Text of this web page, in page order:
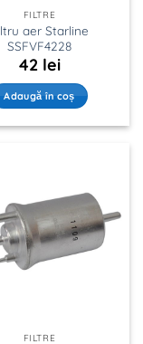
FILTRE
aer Starline
SSFVF4228
42 lei
Adaugă în coș
FILTRE